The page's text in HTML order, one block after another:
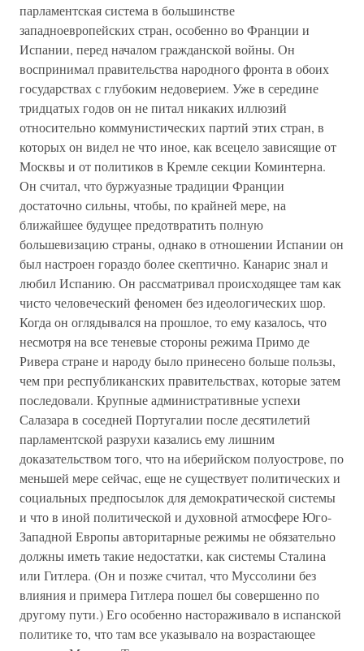
парламентская система в большинстве
западноевропейских стран, особенно во Франции и
Испании, перед началом гражданской войны. Он
воспринимал правительства народного фронта в обоих
государствах с глубоким недоверием. Уже в середине
тридцатых годов он не питал никаких иллюзий
относительно коммунистических партий этих стран, в
которых он видел не что иное, как всецело зависящие от
Москвы и от политиков в Кремле секции Коминтерна.
Он считал, что буржуазные традиции Франции
достаточно сильны, чтобы, по крайней мере, на
ближайшее будущее предотвратить полную
большевизацию страны, однако в отношении Испании он
был настроен гораздо более скептично. Канарис знал и
любил Испанию. Он рассматривал происходящее там как
чисто человеческий феномен без идеологических шор.
Когда он оглядывался на прошлое, то ему казалось, что
несмотря на все теневые стороны режима Примо де
Ривера стране и народу было принесено больше пользы,
чем при республиканских правительствах, которые затем
последовали. Крупные административные успехи
Салазара в соседней Португалии после десятилетий
парламентской разрухи казались ему лишним
доказательством того, что на иберийском полуострове, по
меньшей мере сейчас, еще не существует политических и
социальных предпосылок для демократической системы
и что в иной политической и духовной атмосфере Юго-
Западной Европы авторитарные режимы не обязательно
должны иметь такие недостатки, как системы Сталина
или Гитлера. (Он и позже считал, что Муссолини без
влияния и примера Гитлера пошел бы совершенно по
другому пути.) Его особенно настораживало в испанской
политике то, что там все указывало на возрастающее